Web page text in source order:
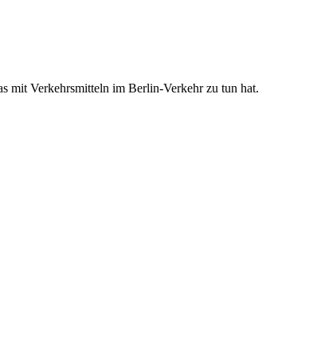
mit Verkehrsmitteln im Berlin-Verkehr zu tun hat.